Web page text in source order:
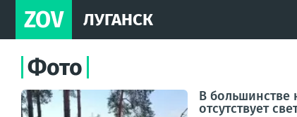
ZOV ЛУГАНСК
Фото
В большинстве
отсутствует